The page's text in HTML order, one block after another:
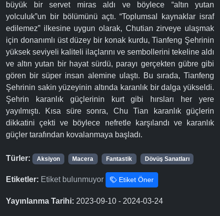
büyük bir servet miras aldı ve böylece “altın yutan
yolculuk”un bir bölümünü açtı. “Toplumsal kaynaklar israf
edilemez” ilkesine uygun olarak, Chutian zirveye ulaşmak
için donanımlı üst düzey bir konak kurdu, Tianfeng Şehrinin
yüksek seviyeli kaliteli ilaçlarını ve sembollerini tekeline aldı
ve altın yutan bir hayat sürdü, parayı gerçekten gübre gibi
gören bir süper insan alemine ulaştı. Bu sırada, Tianfeng
Şehrinin sakin yüzeyinin altında karanlık bir dalga yükseldi.
Şehrin karanlık güçlerinin kurt gibi hırsları her yere
yayılmıştı. Kısa süre sonra, Chu Tian karanlık güçlerin
dikkatini çekti ve böylece nefretle karşılandı ve karanlık
güçler tarafından kovalanmaya başladı.
Türler: Aksiyon Macera Fantastik Dövüş Sanatları
Etiketler: Etiket bulunmuyor Etiket Öner
Yayınlanma Tarihi: 2023-09-10 - 2024-03-24